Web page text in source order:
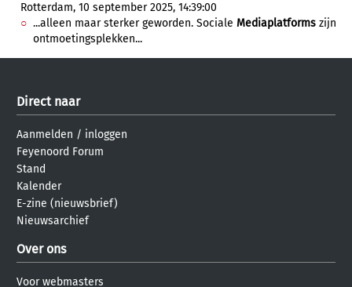
Rotterdam, 10 september 2025, 14:39:00
...alleen maar sterker geworden. Sociale Mediaplatforms zijn
ontmoetingsplekken...
Direct naar
Aanmelden / inloggen
Feyenoord Forum
Stand
Kalender
E-zine (nieuwsbrief)
Nieuwsarchief
Over ons
Voor webmasters